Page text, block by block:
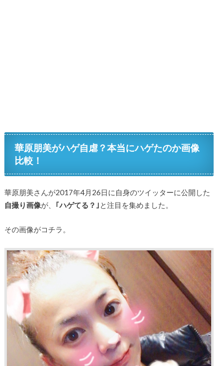
華原朋美がハゲ自虐？本当にハゲたのか画像
比較！
華原朋美さんが2017年4月26日に自身のツイッターに公開した
自撮り画像が、 ｢ハゲてる？｣ と注目を集めました。
その画像がコチラ。